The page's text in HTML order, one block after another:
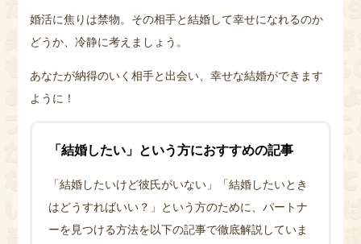
婚活に焦りは禁物。その相手と結婚して幸せになれるのか
どうか、冷静に考えましょう。
あなたが納得のいく相手と出会い、幸せな結婚ができます
ように！
「結婚したい」という方におすすめの記事
「結婚したいけど彼氏がいない」「結婚したいとき
はどうすればいい？」という方のために、パートナ
ーを見つける方法を以下の記事で徹底解説していま